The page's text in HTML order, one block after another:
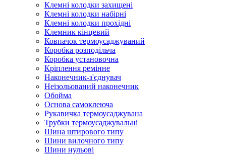
Клемні колодки захищені
Клемні колодки набірні
Клемні колодки прохідні
Клемник кінцевий
Ковпачок термоусаджуваний
Коробка розподільча
Коробка установочна
Кріплення ремінне
Наконечник-з'єднувач
Неізольований наконечник
Обойма
Основа самоклеюча
Рукавичка термоусаджувана
Трубки термоусаджувальні
Шина штирового типу
Шини вилочного типу
Шини нульові